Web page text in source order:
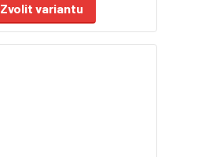
Zvolit variantu